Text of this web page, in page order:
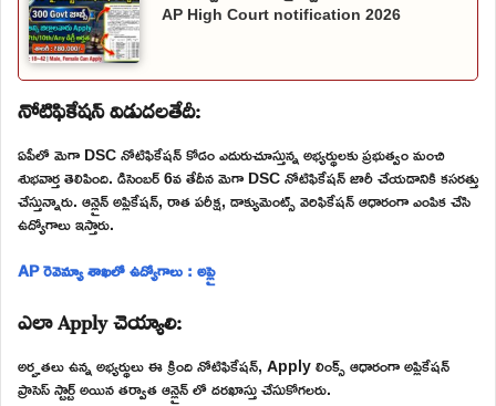
AP High Court notification 2026
నోటిఫికేషన్ విడుదలతేదీ:
ఏపీలో మెగా DSC నోటిఫికేషన్ కోడం ఎదురుచూస్తున్న అభ్యర్థులకు ప్రభుత్వం మంచి
శుభవార్త తెలిపింది. డిసెంబర్ 6వ తేదీన మెగా DSC నోటిఫికేషన్ జారీ చేయడానికి కసరత్తు
చేస్తున్నారు. ఆన్లైన్ అప్లికేషన్, రాత పరీక్ష, డాక్యుమెంట్స్ వెరిఫికేషన్ ఆధారంగా ఎంపిక చేసి
ఉద్యోగాలు ఇస్తారు.
AP రెవెన్యూ శాఖలో ఉద్యోగాలు : అప్లై
ఎలా Apply చెయ్యాలి:
అర్హతలు ఉన్న అభ్యర్థులు ఈ క్రింది నోటిఫికేషన్, Apply లింక్స్ ఆధారంగా అప్లికేషన్
ప్రాసెస్ స్టార్ట్ అయిన తర్వాత ఆన్లైన్ లో దరఖాస్తు చేసుకోగలరు.